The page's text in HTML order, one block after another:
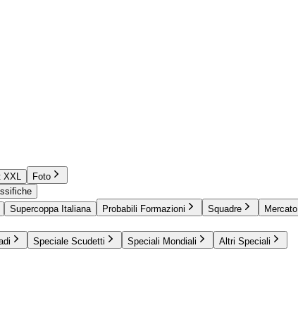
XXL
Foto
Supercoppa Italiana Probabili Formazioni Squadre Mercato
Speciale Scudetti Speciali Mondiali Altri Speciali